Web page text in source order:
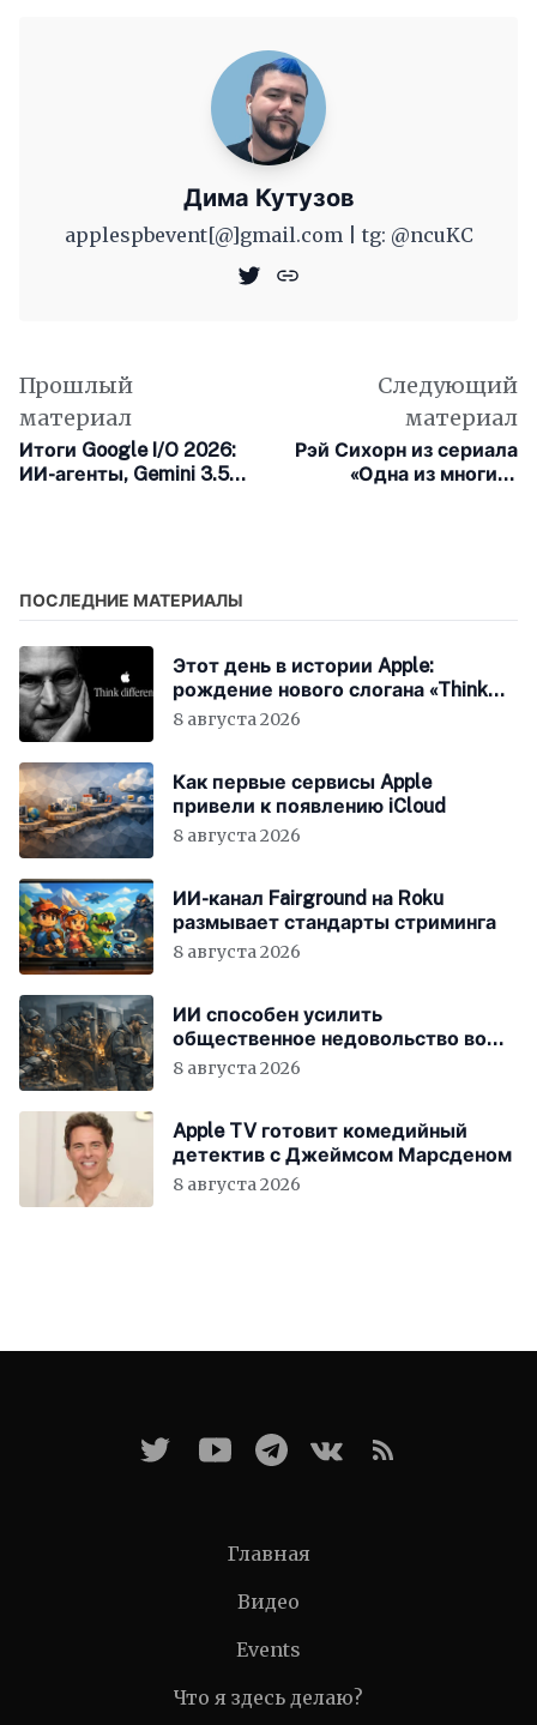
Дима Кутузов
applespbevent[@]gmail.com | tg: @ncuKC
Прошлый
материал
Итоги Google I/O 2026:
ИИ-агенты, Gemini 3.5 и
Следующий
материал
Рэй Сихорн из сериала
«Одна из многих»
ПОСЛЕДНИЕ МАТЕРИАЛЫ
Этот день в истории Apple:
рождение нового слогана «Think
Different»
8 августа 2026
Как первые сервисы Apple
привели к появлению iCloud
8 августа 2026
ИИ-канал Fairground на Roku
размывает стандарты стриминга
8 августа 2026
ИИ способен усилить
общественное недовольство во
всём мире
8 августа 2026
Apple TV готовит комедийный
детектив с Джеймсом Марсденом
8 августа 2026
Главная
Видео
Events
Что я здесь делаю?